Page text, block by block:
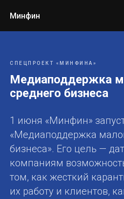
Минфин
СПЕЦПРОЕКТ «МИНФИНА»
Медиаподдержка
среднего бизнеса
1 июня «Минфин»
«Медиаподдержка
бизнеса». Его цель —
компаниям
том, как жесткий
их работу и клиентов,